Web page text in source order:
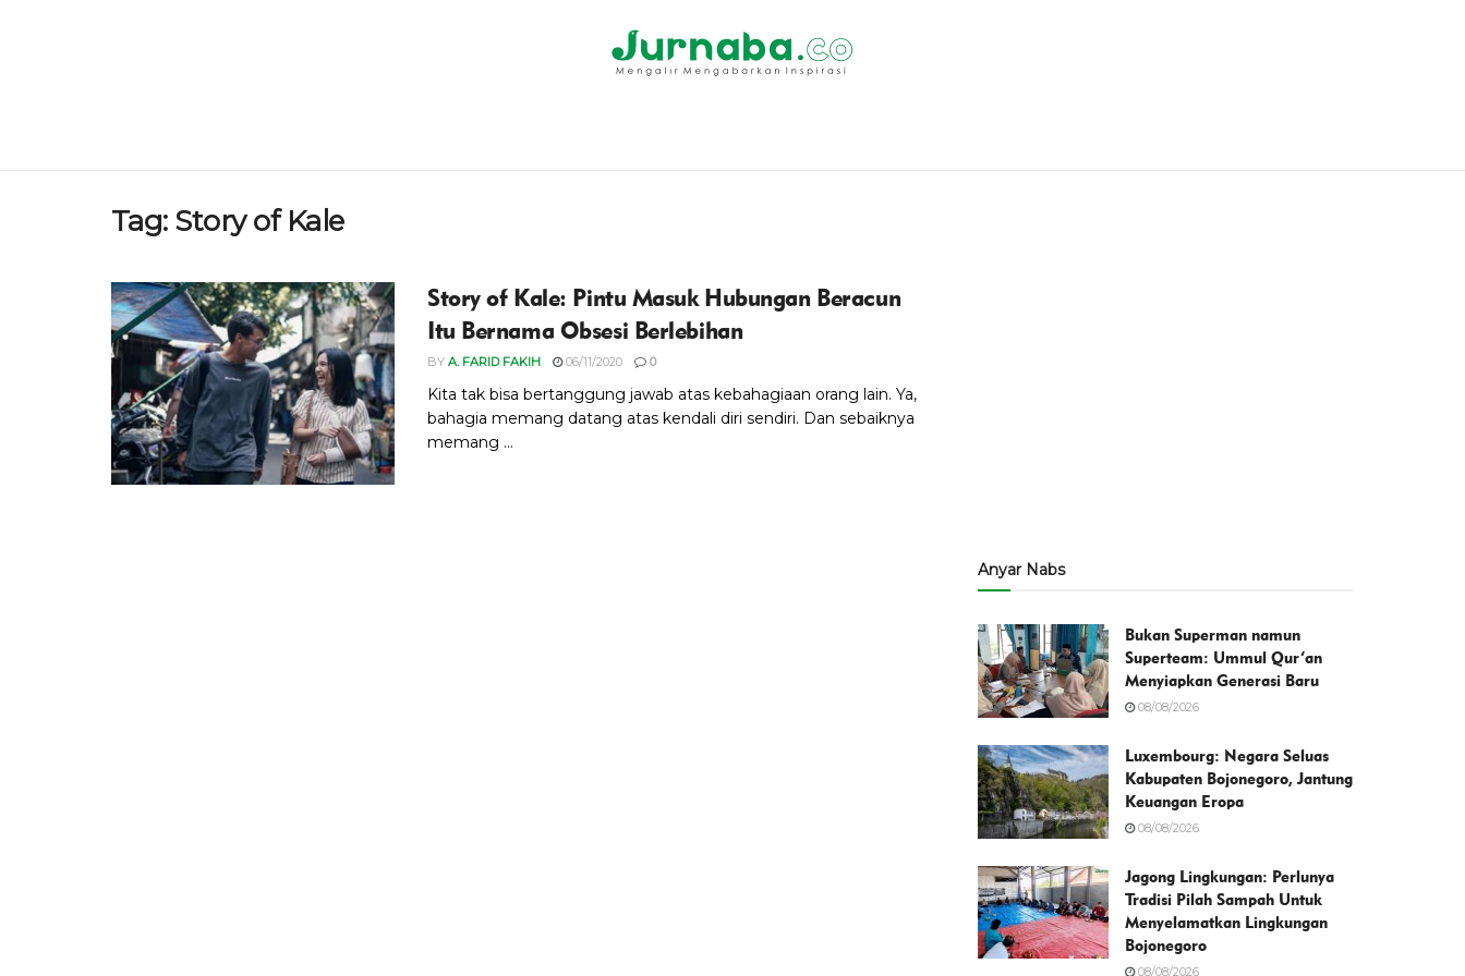
Tag: Story of Kale
Story of Kale: Pintu Masuk Hubungan Beracun
Itu Bernama Obsesi Berlebihan
BY A. FARID FAKIH 06/11/2020 0
Kita tak bisa bertanggung jawab atas kebahagiaan orang lain. Ya,
bahagia memang datang atas kendali diri sendiri. Dan sebaiknya
memang ...
Anyar Nabs
Bukan Superman namun
Superteam: Ummul Qur’an
Menyiapkan Generasi Baru
08/08/2026
Luxembourg: Negara Seluas
Kabupaten Bojonegoro, Jantung
Keuangan Eropa
08/08/2026
Jagong Lingkungan: Perlunya
Tradisi Pilah Sampah Untuk
Menyelamatkan Lingkungan
Bojonegoro
08/08/2026